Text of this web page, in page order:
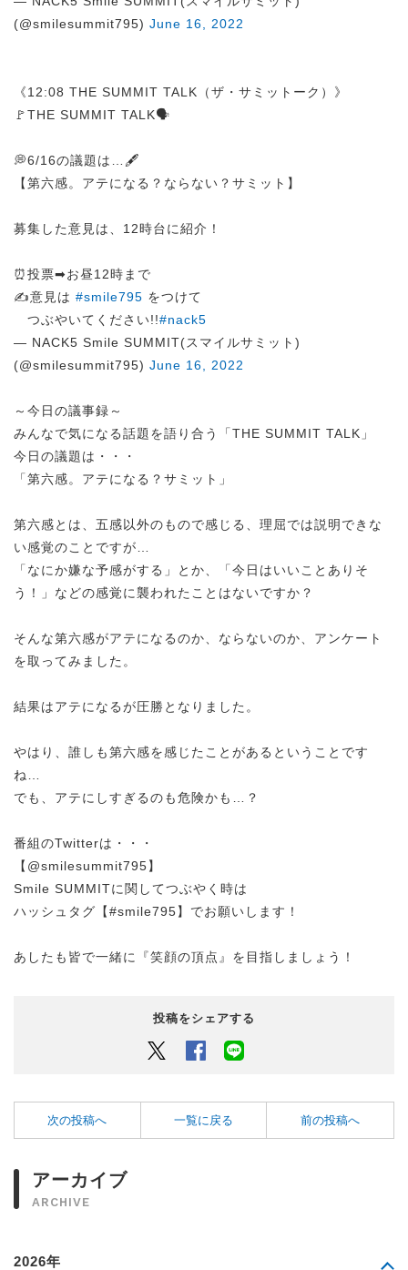
(@smilesummit795) June 16, 2022
《12:08 THE SUMMIT TALK（ザ・サミットーク）》
🚩THE SUMMIT TALK🗣️
💭6/16の議題は…🖋️
【第六感。アテになる？ならない？サミット】
募集した意見は、12時台に紹介！
⏰投票➡︎お昼12時まで
✍️意見は #smile795 をつけて
つぶやいてください!!#nack5
— NACK5 Smile SUMMIT(スマイルサミット)
(@smilesummit795) June 16, 2022
～今日の議事録～
みんなで気になる話題を語り合う「THE SUMMIT TALK」
今日の議題は・・・
「第六感。アテになる？サミット」
第六感とは、五感以外のもので感じる、理屈では説明できな
い感覚のことですが…
「なにか嫌な予感がする」とか、「今日はいいことありそ
う！」などの感覚に襲われたことはないですか？
そんな第六感がアテになるのか、ならないのか、アンケート
を取ってみました。
結果はアテになるが圧勝となりました。
やはり、誰しも第六感を感じたことがあるということです
ね…
でも、アテにしすぎるのも危険かも…？
番組のTwitterは・・・
【@smilesummit795】
Smile SUMMITに関してつぶやく時は
ハッシュタグ【#smile795】でお願いします！
あしたも皆で一緒に『笑顔の頂点』を目指しましょう！
投稿をシェアする
Twitter Facebook
次の投稿へ 一覧に戻る 前の投稿へ
アーカイブ
ARCHIVE
2026年